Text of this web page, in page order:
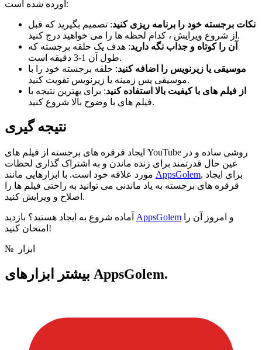
آورده شده است:
نکات برجسته خود را برنامه ریزی کنید: تصمیم بگیرید که قبل
از شروع ویرایش ، کدام لحظه ها را می خواهید درج کنید.
آن را کوتاه و جذاب نگه دارید: هدف یک حلقه برجسته که
طول آن 1-3 دقیقه است.
موسیقی یا زیرنویس را اضافه کنید: حلقه برجسته خود را با
موسیقی پس زمینه یا زیرنویس تقویت کنید.
از فیلم های با کیفیت بالا استفاده کنید: برای بهترین نتیجه با
فیلم های با وضوح بالا شروع کنید.
نتیجه گیری
ایجاد قرقره های برجسته از فیلم های YouTube روشی ساده و در
عین حال قدرتمند برای زنده ماندن و به اشتراک گذاری لحظات
AppsGolem, برای ایجاد
قرقره های برجسته به یاد ماندنی می توانید به راحتی فیلم ها را
اصلاح و ویرایش کنید.
AppsGolem
امتحان کنید!
№ ابزار
بیشتر ابزارهای AppsGolem.